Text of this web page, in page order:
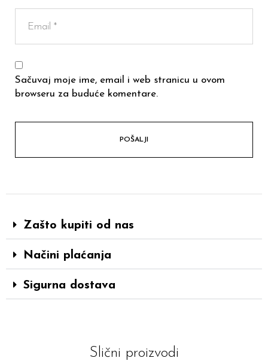
Sačuvaj moje ime, email i web stranicu u ovom
browseru za buduće komentare.
Zašto kupiti od nas
Načini plaćanja
Sigurna dostava
Slični proizvodi